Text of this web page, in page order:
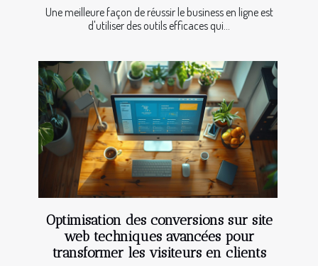
Une meilleure façon de réussir le business en ligne est
d'utiliser des outils efficaces qui...
Optimisation des conversions sur site
web techniques avancées pour
transformer les visiteurs en clients